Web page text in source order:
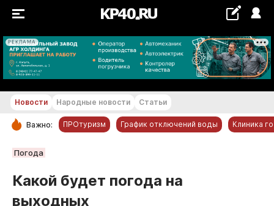
РЕКЛАМА
+20...+21 °С
РУБРИКИ
Обнинск
Новости компаний
Новости Народные новости Статьи
Важно: ПРОтуризм График отключений воды Клиника
Погода
Какой будет погода на
выходных